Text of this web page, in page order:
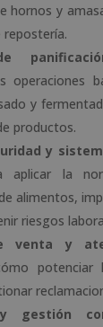
hornos y
repostería.
operaciones
y
productos.
y
aplicar la
alimentos,
riesgos
venta y
gestión